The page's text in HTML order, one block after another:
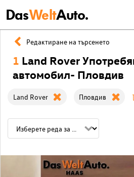
DasWeltAuto.
Редактиране на търсенето
1 Land Rover
автомобил- Пловдив
Land Rover Пловдив